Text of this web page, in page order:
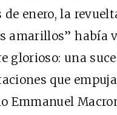
de enero, la
amarillos” había
glorioso: una
que
Emmanuel